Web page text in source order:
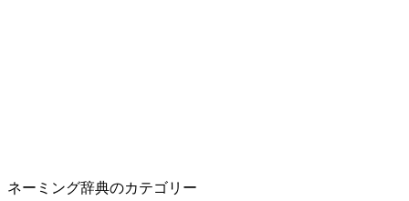
ネーミング辞典のカテゴリー